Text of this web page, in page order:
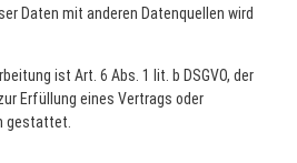
Daten mit anderen Datenquellen wird
ist Art. 6 Abs. 1 lit. b DSGVO, der
Erfüllung eines Vertrags oder
gestattet.